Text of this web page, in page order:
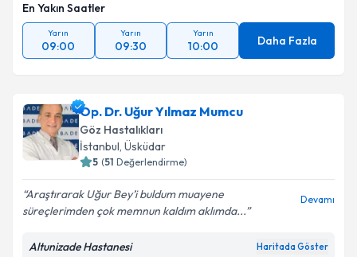
En Yakın Saatler
Yarın
09:00
Yarın
09:30
Yarın
10:00 Daha Fazla
Op. Dr. Uğur Yılmaz Mumcu
Göz Hastalıkları
İstanbul, Üsküdar
5 (51 Değerlendirme)
Araştırarak Uğur Bey’i buldum muayene
süreçlerimden çok memnun kaldım aklımda...
Devamı
Altunizade Hastanesi Haritada Göster